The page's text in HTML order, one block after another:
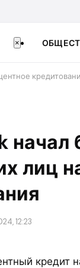
×
лиц
12:23
кредит